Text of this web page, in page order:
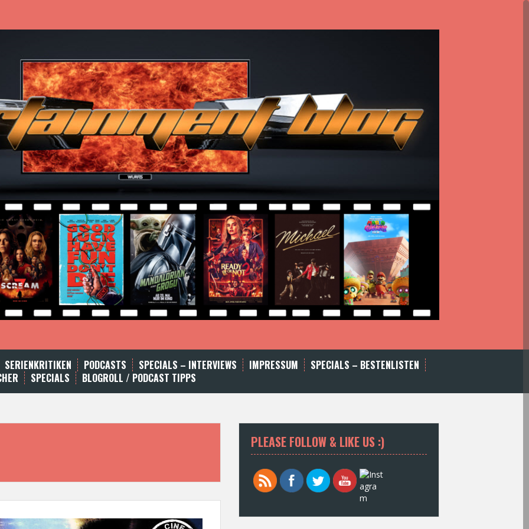
SERIENKRITIKEN PODCASTS SPECIALS – INTERVIEWS IMPRESSUM
SPECIALS – BESTENLISTEN
SPECIALS BLOGROLL / PODCAST TIPPS
PLEASE FOLLOW & LIKE US :)